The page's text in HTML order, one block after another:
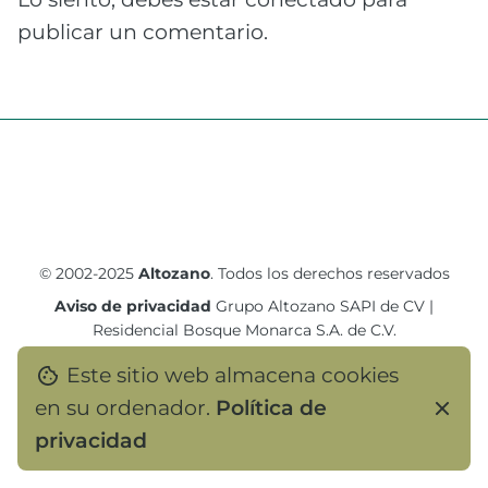
publicar un comentario.
© 2002-2025 Altozano. Todos los derechos reservados
Aviso de privacidad Grupo Altozano SAPI de CV |
Residencial Bosque Monarca S.A. de C.V.
Este sitio web almacena cookies
en su ordenador. Política de
privacidad